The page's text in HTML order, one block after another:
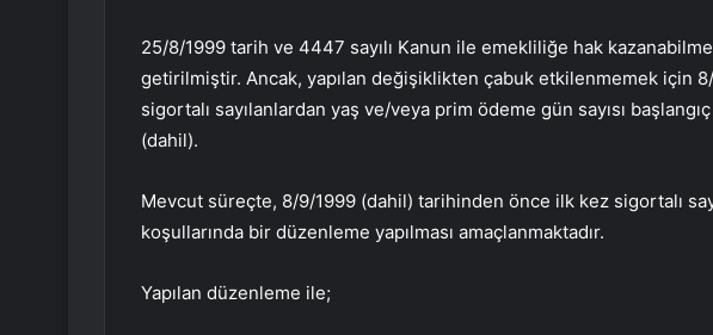
25/8/1999 tarih ve 4447 sayılı Kanun ile emekliliğe hak
getirilmiştir. Ancak, yapılan değişiklikten çabuk etkilenmemek için
sigortalı sayılanlardan yaş ve/veya prim ödeme gün sayısı
(dahil).
Mevcut süreçte, 8/9/1999 (dahil) tarihinden önce ilk kez sigortalı
koşullarında bir düzenleme yapılması amaçlanmaktadır.
Yapılan düzenleme ile;